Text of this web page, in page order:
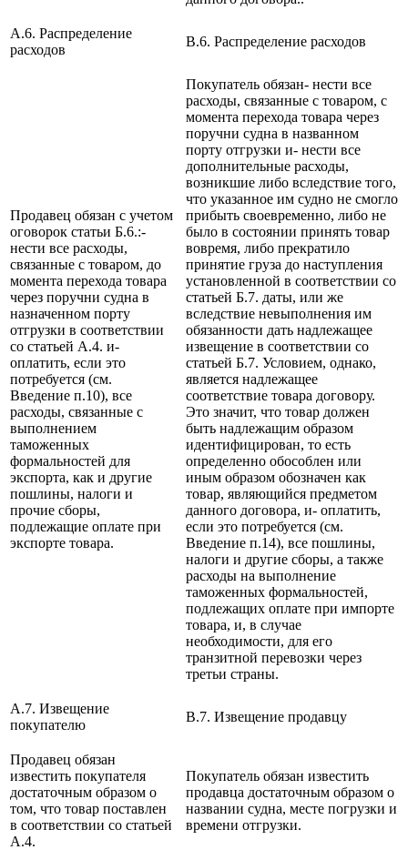
A.6. Распределение
расходов
B.6. Распределение расходов
Продавец обязан с учетом
оговорок статьи Б.6.:-
нести все расходы,
связанные с товаром, до
момента перехода товара
через поручни судна в
назначенном порту
отгрузки в соответствии
со статьей А.4. и-
оплатить, если это
потребуется (см.
Введение п.10), все
расходы, связанные с
выполнением
таможенных
формальностей для
экспорта, как и другие
пошлины, налоги и
прочие сборы,
подлежащие оплате при
экспорте товара.
Покупатель обязан- нести все
расходы, связанные с товаром, с
момента перехода товара через
поручни судна в названном
порту отгрузки и- нести все
дополнительные расходы,
возникшие либо вследствие того,
что указанное им судно не смогло
прибыть своевременно, либо не
было в состоянии принять товар
вовремя, либо прекратило
принятие груза до наступления
установленной в соответствии со
статьей Б.7. даты, или же
вследствие невыполнения им
обязанности дать надлежащее
извещение в соответствии со
статьей Б.7. Условием, однако,
является надлежащее
соответствие товара договору.
Это значит, что товар должен
быть надлежащим образом
идентифицирован, то есть
определенно обособлен или
иным образом обозначен как
товар, являющийся предметом
данного договора, и- оплатить,
если это потребуется (см.
Введение п.14), все пошлины,
налоги и другие сборы, а также
расходы на выполнение
таможенных формальностей,
подлежащих оплате при импорте
товара, и, в случае
необходимости, для его
транзитной перевозки через
третьи страны.
A.7. Извещение
покупателю
B.7. Извещение продавцу
Продавец обязан
известить покупателя
достаточным образом о
том, что товар поставлен
в соответствии со статьей
А.4.
Покупатель обязан известить
продавца достаточным образом о
названии судна, месте погрузки и
времени отгрузки.